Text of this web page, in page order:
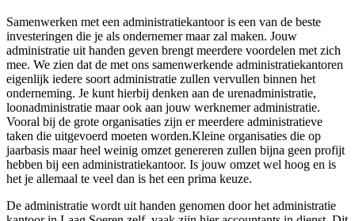
Samenwerken met een administratiekantoor is een van de beste
investeringen die je als ondernemer maar zal maken. Jouw
administratie uit handen geven brengt meerdere voordelen met zich
mee. We zien dat de met ons samenwerkende administratiekantoren
eigenlijk iedere soort administratie zullen vervullen binnen het
onderneming. Je kunt hierbij denken aan de urenadministratie,
loonadministratie maar ook aan jouw werknemer administratie.
Vooral bij de grote organisaties zijn er meerdere administratieve
taken die uitgevoerd moeten worden.Kleine organisaties die op
jaarbasis maar heel weinig omzet genereren zullen bijna geen profijt
hebben bij een administratiekantoor. Is jouw omzet wel hoog en is
het je allemaal te veel dan is het een prima keuze.
De administratie wordt uit handen genomen door het administratie